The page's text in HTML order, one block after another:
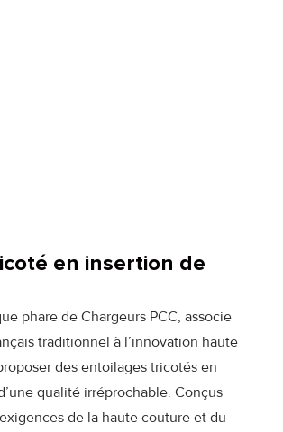
en insertion de
phare de Chargeurs PCC, associe
traditionnel à l’innovation haute
des entoilages tricotés en
qualité irréprochable. Conçus
de la haute couture et du